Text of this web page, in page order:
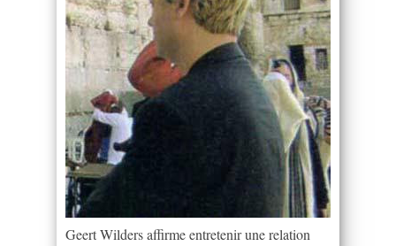
Geert Wilders affirme entretenir une relation